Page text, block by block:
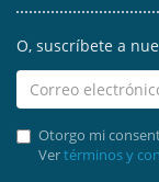
O, suscríbete a
Otorgo mi
Vertérminos y